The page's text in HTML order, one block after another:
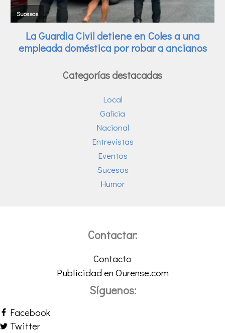
Categorías destacadas
Local
Galicia
Nacional
Entrevistas
Eventos
Sucesos
Humor
Contactar:
Contacto
Publicidad en Ourense.com
Síguenos:
Facebook
Twitter